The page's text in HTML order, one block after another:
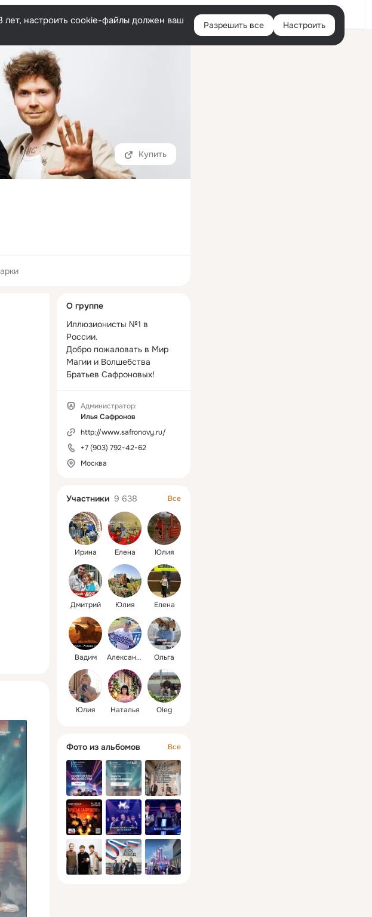
Войти
лет, настроить cookie-файлы должен ваш
Разрешить все Настроить
Купить
колонка
О группе
Иллюзионисты №1 в
России.
Добро пожаловать в Мир
Магии и Волшебства
Братьев Сафроновых!
Администратор:
Илья Сафронов
http://www.safronovy.ru/
+7 (903) 792-42-62
Москва
Участники 9 638 Все
Ирина Елена Юлия
Дмитрий Юлия Елена
Вадим Александр Ольга
Юлия Наталья Oleg
Фото из альбомов Все